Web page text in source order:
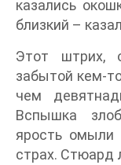
казались
близкий –
Этот штрих,
забытой кем-
чем
Вспышка
ярость омыли
страх. Стюард